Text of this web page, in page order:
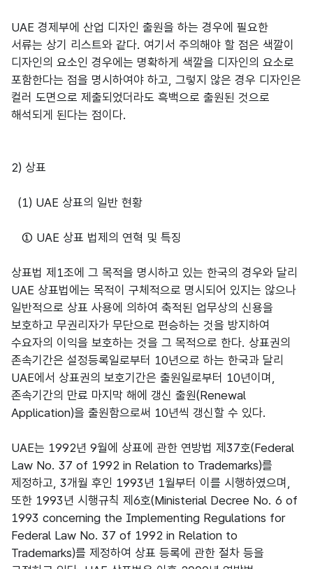
UAE 경제부에 산업 디자인 출원을 하는 경우에 필요한
서류는 상기 리스트와 같다. 여기서 주의해야 할 점은 색깔이
디자인의 요소인 경우에는 명확하게 색깔을 디자인의 요소로
포함한다는 점을 명시하여야 하고, 그렇지 않은 경우 디자인은
컬러 도면으로 제출되었더라도 흑백으로 출원된 것으로
해석되게 된다는 점이다.
2) 상표
(1) UAE 상표의 일반 현황
① UAE 상표 법제의 연혁 및 특징
상표법 제1조에 그 목적을 명시하고 있는 한국의 경우와 달리
UAE 상표법에는 목적이 구체적으로 명시되어 있지는 않으나
일반적으로 상표 사용에 의하여 축적된 업무상의 신용을
보호하고 무권리자가 무단으로 편승하는 것을 방지하여
수요자의 이익을 보호하는 것을 그 목적으로 한다. 상표권의
존속기간은 설정등록일로부터 10년으로 하는 한국과 달리
UAE에서 상표권의 보호기간은 출원일로부터 10년이며,
존속기간의 만료 마지막 해에 갱신 출원(Renewal
Application)을 출원함으로써 10년씩 갱신할 수 있다.
UAE는 1992년 9월에 상표에 관한 연방법 제37호(Federal
Law No. 37 of 1992 in Relation to Trademarks)를
제정하고, 3개월 후인 1993년 1월부터 이를 시행하였으며,
또한 1993년 시행규칙 제6호(Ministerial Decree No. 6 of
1993 concerning the Implementing Regulations for
Federal Law No. 37 of 1992 in Relation to
Trademarks)를 제정하여 상표 등록에 관한 절차 등을